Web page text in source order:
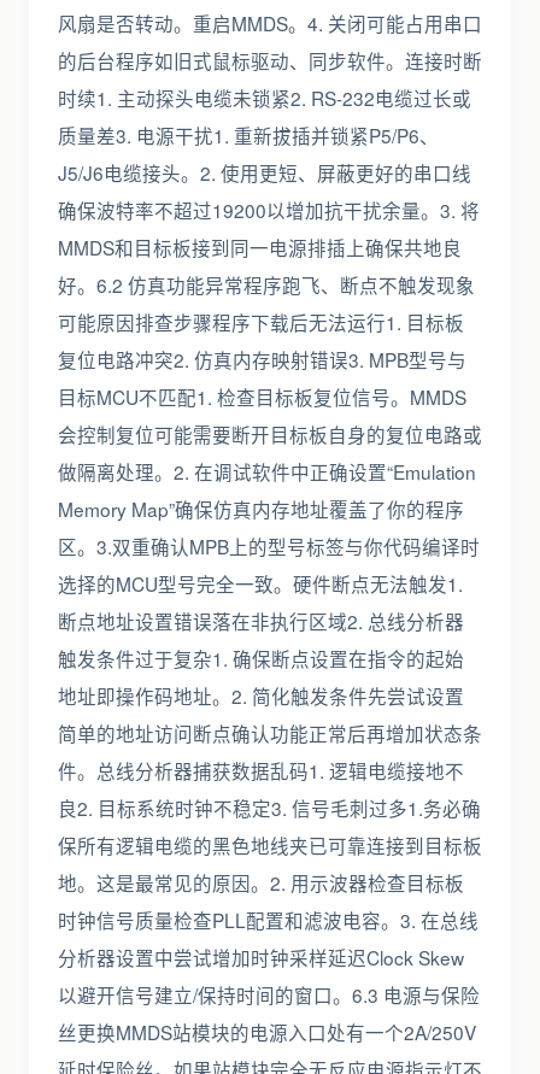
风扇是否转动。重启MMDS。4. 关闭可能占用串口
的后台程序如旧式鼠标驱动、同步软件。连接时断
时续1. 主动探头电缆未锁紧2. RS-232电缆过长或
质量差3. 电源干扰1. 重新拔插并锁紧P5/P6、
J5/J6电缆接头。2. 使用更短、屏蔽更好的串口线
确保波特率不超过19200以增加抗干扰余量。3. 将
MMDS和目标板接到同一电源排插上确保共地良
好。6.2 仿真功能异常程序跑飞、断点不触发现象
可能原因排查步骤程序下载后无法运行1. 目标板
复位电路冲突2. 仿真内存映射错误3. MPB型号与
目标MCU不匹配1. 检查目标板复位信号。MMDS
会控制复位可能需要断开目标板自身的复位电路或
做隔离处理。2. 在调试软件中正确设置“Emulation
Memory Map”确保仿真内存地址覆盖了你的程序
区。3.双重确认MPB上的型号标签与你代码编译时
选择的MCU型号完全一致。硬件断点无法触发1.
断点地址设置错误落在非执行区域2. 总线分析器
触发条件过于复杂1. 确保断点设置在指令的起始
地址即操作码地址。2. 简化触发条件先尝试设置
简单的地址访问断点确认功能正常后再增加状态条
件。总线分析器捕获数据乱码1. 逻辑电缆接地不
良2. 目标系统时钟不稳定3. 信号毛刺过多1.务必确
保所有逻辑电缆的黑色地线夹已可靠连接到目标板
地。这是最常见的原因。2. 用示波器检查目标板
时钟信号质量检查PLL配置和滤波电容。3. 在总线
分析器设置中尝试增加时钟采样延迟Clock Skew
以避开信号建立/保持时间的窗口。6.3 电源与保险
丝更换MMDS站模块的电源入口处有一个2A/250V